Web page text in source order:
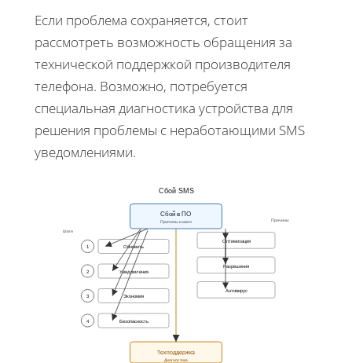
Если проблема сохраняется, стоит
рассмотреть возможность обращения за
технической поддержкой производителя
телефона. Возможно, потребуется
специальная диагностика устройства для
решения проблемы с неработающими SMS
уведомлениями.
Сбой SMS
Сбой в ПО
Причины и шаги
1 Обновить
2 Уведомления
3 Экономия
4 Безопасность
Оптимизация
Разрешения
Антивирус
Техподдержка
Диагностика
Шаги
Причины